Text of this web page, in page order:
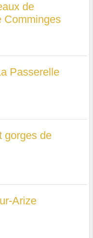
de
Comminges
Passerelle
gorges de
Arize